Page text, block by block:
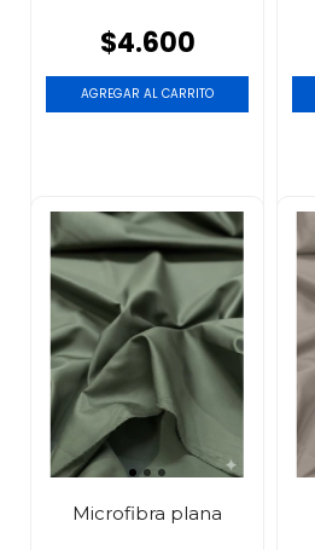
$4.600
AGREGAR AL CARRITO
Microfibra plana